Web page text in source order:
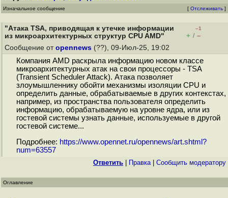
Изначальное сообщение [ Отслеживать ]
"Атака TSA, приводящая к утечке информации
из микроархитектурных структур CPU AMD"
–1
+ / –
Сообщение от opennews (??), 09-Июл-25, 19:02
Компания AMD раскрыла информацию новом классе
микроархитектурных атак на свои процессоры - TSA
(Transient Scheduler Attack). Атака позволяет
злоумышленнику обойти механизмы изоляции CPU и
определить данные, обрабатываемые в других контекстах,
например, из пространства пользователя определить
информацию, обрабатываемую на уровне ядра, или из
гостевой системы узнать данные, используемые в другой
гостевой системе...
Подробнее: https://www.opennet.ru/opennews/art.shtml?
num=63557
Ответить Правка| Cообщить модератору
Оглавление